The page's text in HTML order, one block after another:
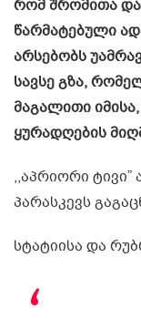
რომ შრომითა
წარმატებული
არსებობს
სავსე გზა,
მაგალითი
ყურადღების
,,აპრიორი
პარასკევს
სტატიისა და